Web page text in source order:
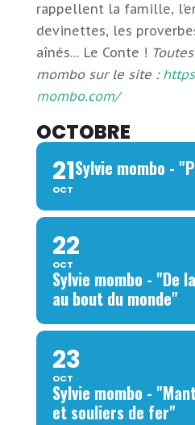
rappellent la famille,
devinettes, les
aînés… Le Conte !
mombo sur le site :
mombo.com/
OCTOBRE
21
OCT
Sylvie mombo -
22
OCT
Sylvie mombo - "De
au bout du monde"
23
OCT
Sylvie mombo -
et souliers de fer"